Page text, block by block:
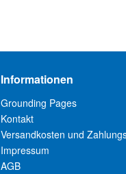
Informationen
Grounding Pages
Kontakt
Versandkosten und
Impressum
AGB